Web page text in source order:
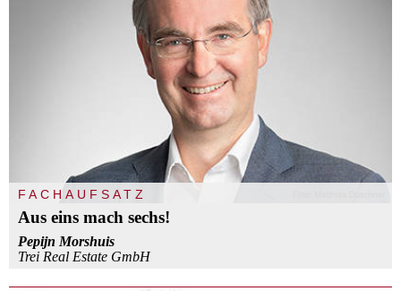
FACHAUFSATZ
Aus eins mach sechs!
Pepijn Morshuis
Trei Real Estate GmbH